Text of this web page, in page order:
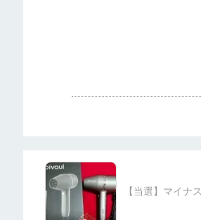
【当選】マイナ